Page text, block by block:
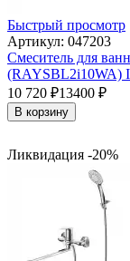
Быстрый просмотр
Артикул: 047203
Смеситель для
(RAYSBL2i10WA)
10 720 ₽13400 ₽
В корзину
Ликвидация -20%